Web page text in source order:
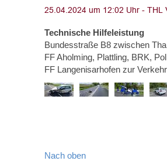
Technische Hilfeleistung
Bundesstraße B8 zwischen
FF Aholming, Plattling, BRK,
FF Langenisarhofen zur
Nach oben